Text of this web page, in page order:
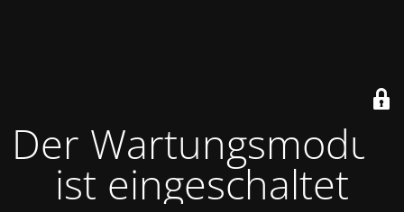
Der Wartungsmodus
ist eingeschaltet